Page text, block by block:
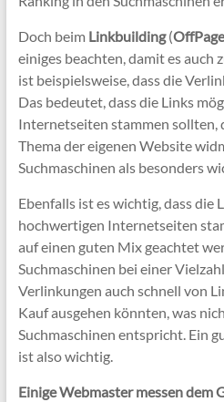
Doch beim Linkbuilding(
einiges beachten, damit es auch
ist beispielsweise, dass die
Das bedeutet, dass die Links
Internetseiten stammen sollten,
Thema der eigenen Website
Suchmaschinen als besonders
Ebenfalls ist es wichtig, dass die
hochwertigen Internetseiten
auf einen guten Mix geachtet
Suchmaschinen bei einer
Verlinkungen auch schnell von
Kauf ausgehen könnten, was
Suchmaschinen entspricht. Ein
ist also wichtig.
Einige Webmaster messen dem